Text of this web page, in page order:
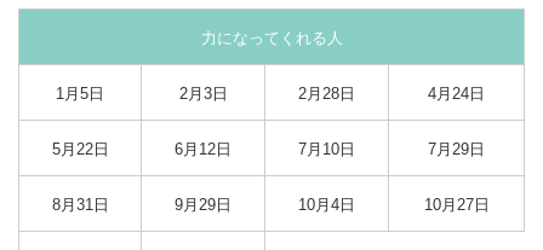
力になってくれる人
1月5日 2月3日 2月28日 4月24日
5月22日 6月12日 7月10日 7月29日
8月31日 9月29日 10月4日 10月27日